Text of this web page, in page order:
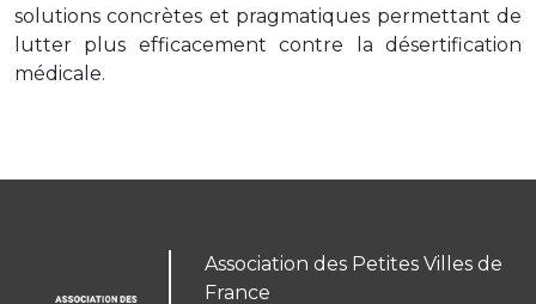
solutions concrètes et pragmatiques permettant de
lutter plus efficacement contre la désertification
médicale.
Association des Petites Villes de
France